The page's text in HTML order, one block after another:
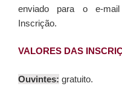
enviado para o e-
Inscrição.
VALORES DAS
Ouvintes: gratuito.